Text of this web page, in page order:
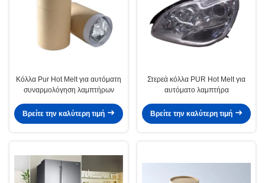
Κόλλα Pur Hot Melt για αυτόματη
συναρμολόγηση λαμπτήρων
Βρείτε την καλύτερη τιμή
Στερεά κόλλα PUR Hot Melt για
αυτόματο λαμπτήρα
Βρείτε την καλύτερη τιμή